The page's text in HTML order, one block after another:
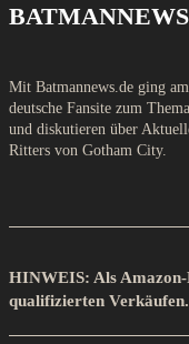
Mit Batmannews.de ging
deutsche Fansite zum
und diskutieren über
Ritters von Gotham City.
HINWEIS: Als
qualifizierten Verkäufen.